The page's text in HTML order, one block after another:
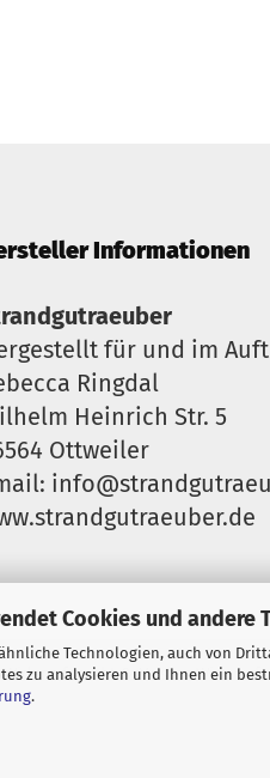
Cookies und andere
Technologien, auch von
zu analysieren und Ihnen ein
.
Informationen
für und im
Ringdal
Heinrich Str. 5
Ottweiler
Widerrufsrecht & Muster-